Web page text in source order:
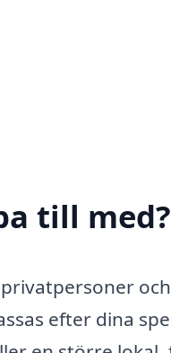
till med?
och
efter dina